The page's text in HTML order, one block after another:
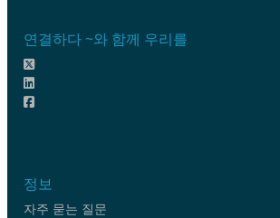
연결하다 ~와 함께 우리를
정보
자주 묻는 질문